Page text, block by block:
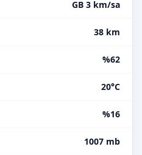
GB 3 km/sa
38 km
%62
20°C
%16
1007 mb